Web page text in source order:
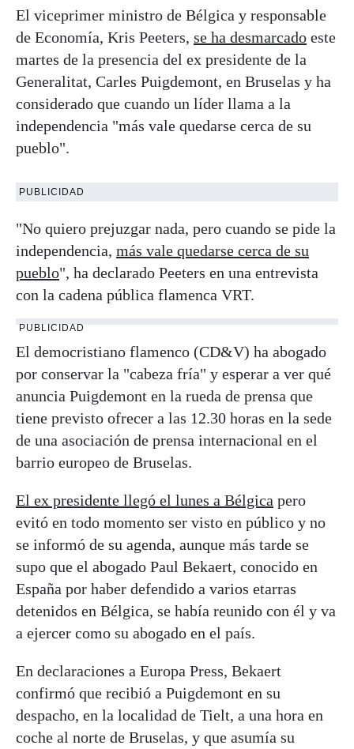
El viceprimer ministro de Bélgica y responsable
de Economía, Kris Peeters, se ha desmarcado este
martes de la presencia del ex presidente de la
Generalitat, Carles Puigdemont, en Bruselas y ha
considerado que cuando un líder llama a la
independencia "más vale quedarse cerca de su
pueblo".
PUBLICIDAD
"No quiero prejuzgar nada, pero cuando se pide la
independencia, más vale quedarse cerca de su
pueblo", ha declarado Peeters en una entrevista
con la cadena pública flamenca VRT.
PUBLICIDAD
El democristiano flamenco (CD&V) ha abogado
por conservar la "cabeza fría" y esperar a ver qué
anuncia Puigdemont en la rueda de prensa que
tiene previsto ofrecer a las 12.30 horas en la sede
de una asociación de prensa internacional en el
barrio europeo de Bruselas.
El ex presidente llegó el lunes a Bélgica pero
evitó en todo momento ser visto en público y no
se informó de su agenda, aunque más tarde se
supo que el abogado Paul Bekaert, conocido en
España por haber defendido a varios etarras
detenidos en Bélgica, se había reunido con él y va
a ejercer como su abogado en el país.
En declaraciones a Europa Press, Bekaert
confirmó que recibió a Puigdemont en su
despacho, en la localidad de Tielt, a una hora en
coche al norte de Bruselas, y que asumía su